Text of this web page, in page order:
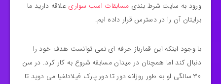
ورود به سایت شرط بندی مسابقات اسب سواری علاقه دارید ما
برایتان آن را در دسترس قرار داده ایم.
با وجود اینکه این قمارباز حرفه ای نمی توانست هدف خود را
دنبال کند اما همچنان در میدان مسابقه شروع به کار کرد. در سن
30 سالگی او به طور روزانه دور تا دور پارک فیلادلفیا می دوید تا